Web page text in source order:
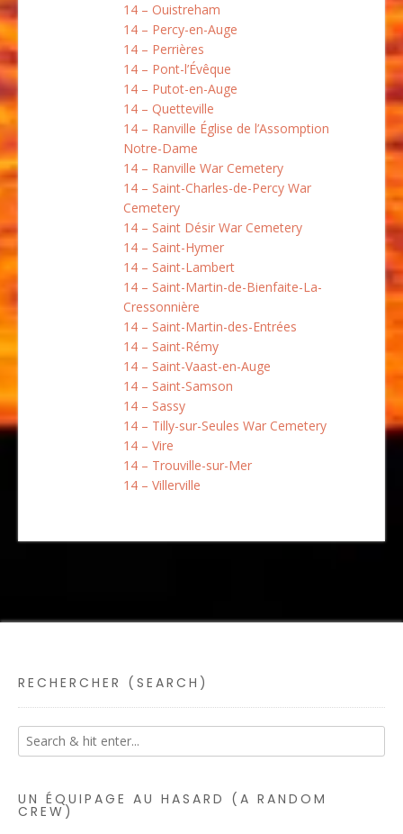
14 – Ouistreham
14 – Percy-en-Auge
14 – Perrières
14 – Pont-l’Évêque
14 – Putot-en-Auge
14 – Quetteville
14 – Ranville Église de l’Assomption
Notre-Dame
14 – Ranville War Cemetery
14 – Saint-Charles-de-Percy War
Cemetery
14 – Saint Désir War Cemetery
14 – Saint-Hymer
14 – Saint-Lambert
14 – Saint-Martin-de-Bienfaite-La-
Cressonnière
14 – Saint-Martin-des-Entrées
14 – Saint-Rémy
14 – Saint-Vaast-en-Auge
14 – Saint-Samson
14 – Sassy
14 – Tilly-sur-Seules War Cemetery
14 – Vire
14 – Trouville-sur-Mer
14 – Villerville
RECHERCHER (SEARCH)
UN ÉQUIPAGE AU HASARD (A RANDOM
CREW)